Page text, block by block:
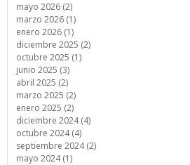
mayo 2026 (2)
marzo 2026 (1)
enero 2026 (1)
diciembre 2025 (2)
octubre 2025 (1)
junio 2025 (3)
abril 2025 (2)
marzo 2025 (2)
enero 2025 (2)
diciembre 2024 (4)
octubre 2024 (4)
septiembre 2024 (2)
mayo 2024 (1)